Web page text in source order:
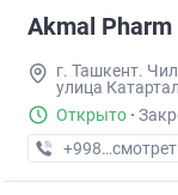
Akmal Pharm
г. Ташкент.
улица
Открыто ·
+998 (99) XXX-